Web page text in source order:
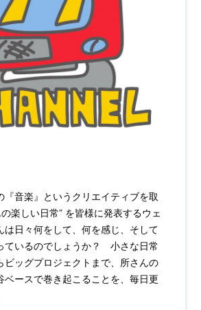
『音楽』というクリエイティブを取
楽しい日常” を皆様に発表するウェ
は日々何をして、何を感じ、そして
ているのでしょうか？ 小さな日常
ビッグプロジェクトまで、所さんの
ベースで巻き起こることを、毎日更